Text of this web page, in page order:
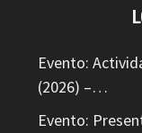
Evento:
(2026) –…
Evento: